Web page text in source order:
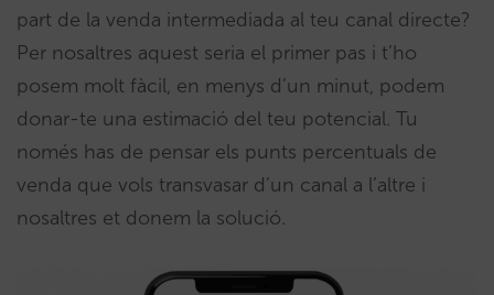
part de la venda intermediada al teu canal directe?
Per nosaltres aquest seria el primer pas i t’ho
posem molt fàcil, en menys d’un minut, podem
donar-te una estimació del teu potencial. Tu
només has de pensar els punts percentuals de
venda que vols transvasar d’un canal a l’altre i
nosaltres et donem la solució.